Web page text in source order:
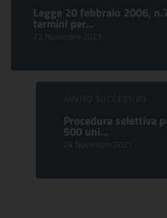
Legge 20 febbraio 2006,
termini per...
22 Novembre 2021
AVVISO SUCCESSIVO:
Procedura selettiva
500 uni...
24 Novembre 2021